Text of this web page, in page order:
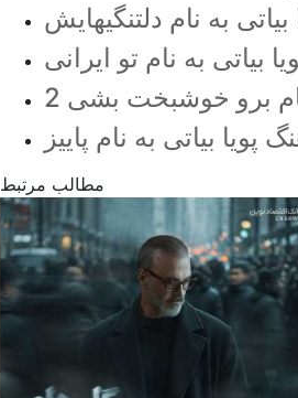
بیاتی به نام دلتنگیهایش
بیاتی به نام تو ایرانی
نام برو خوشبخت بشی 2
پویا بیاتی به نام پاییز
مطالب مرتبط